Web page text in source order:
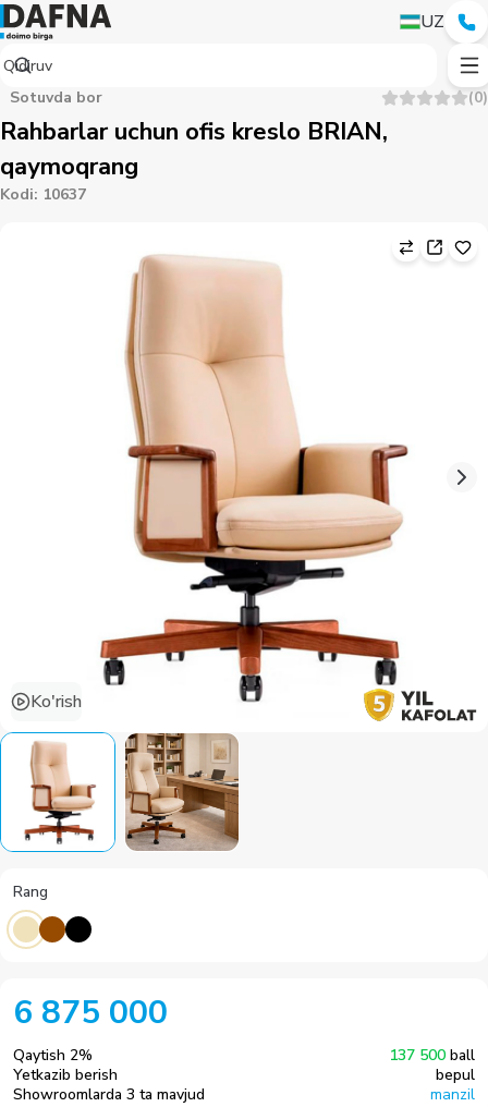
UZ
Ko'rish
Sotuvda bor (0)
Rahbarlar uchun ofis kreslo BRIAN,
qaymoqrang
Kodi: 10637
6 875 000
Qaytish 2% 137 500 ball
Yetkazib berish
bepul
Showroomlarda 3 ta mavjud
manzil
Rang